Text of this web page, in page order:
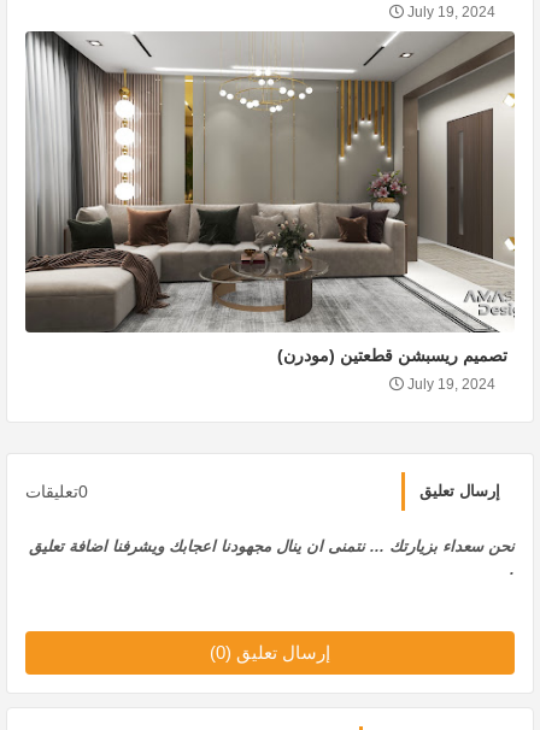
July 19, 2024
تصميم ريسبشن قطعتين (مودرن)
July 19, 2024
إرسال تعليق 0تعليقات
نحن سعداء بزيارتك ... نتمنى ان ينال مجهودنا اعجابك ويشرفنا اضافة تعليق
.
إرسال تعليق (0)